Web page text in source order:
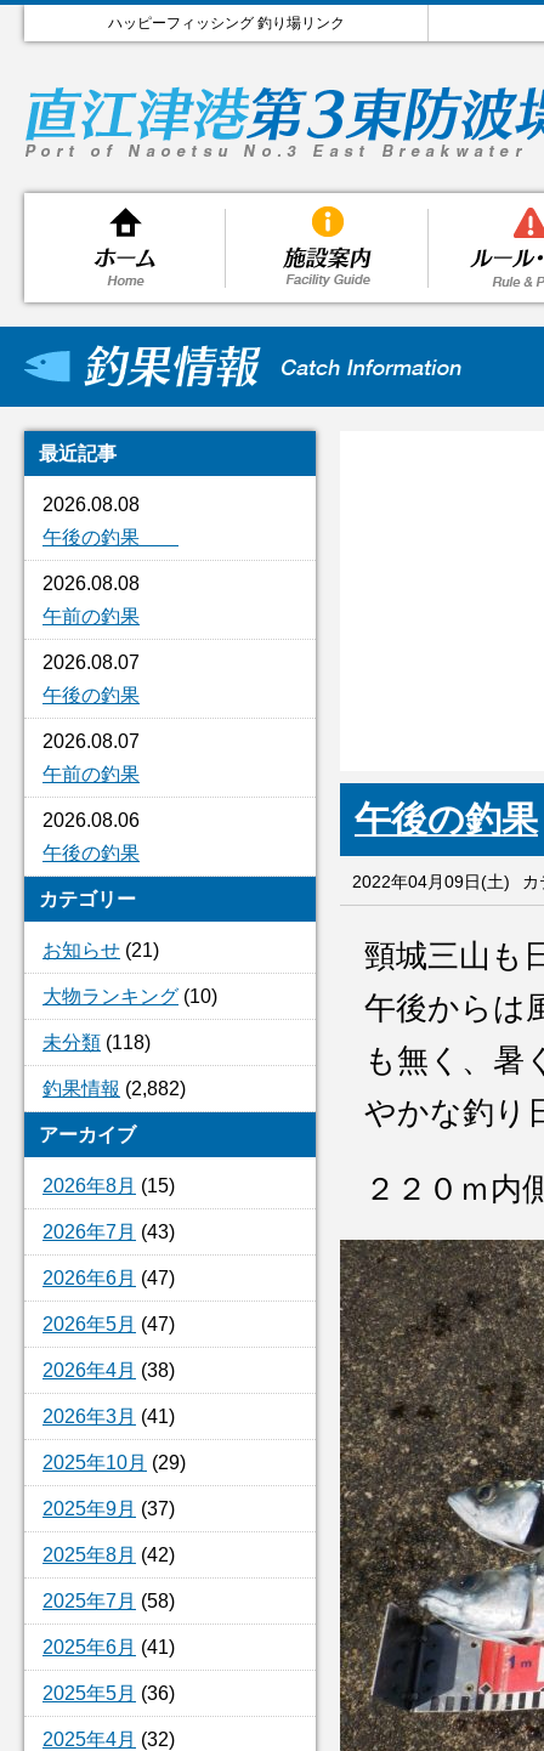
ハッピーフィッシング 釣り場リンク
最近記事
2026.08.08
午後の釣果
2026.08.08
午前の釣果
2026.08.07
午後の釣果
2026.08.07
午前の釣果
2026.08.06
午後の釣果
カテゴリー
お知らせ (21)
大物ランキング (10)
未分類 (118)
釣果情報 (2,882)
アーカイブ
2026年8月 (15)
2026年7月 (43)
2026年6月 (47)
2026年5月 (47)
2026年4月 (38)
2026年3月 (41)
2025年10月 (29)
2025年9月 (37)
2025年8月 (42)
2025年7月 (58)
2025年6月 (41)
2025年5月 (36)
2025年4月 (32)
午後の釣果
2022年04月09日(土) カ
頸城三山
午後から
も無く、
やかな釣り
２２０ｍ